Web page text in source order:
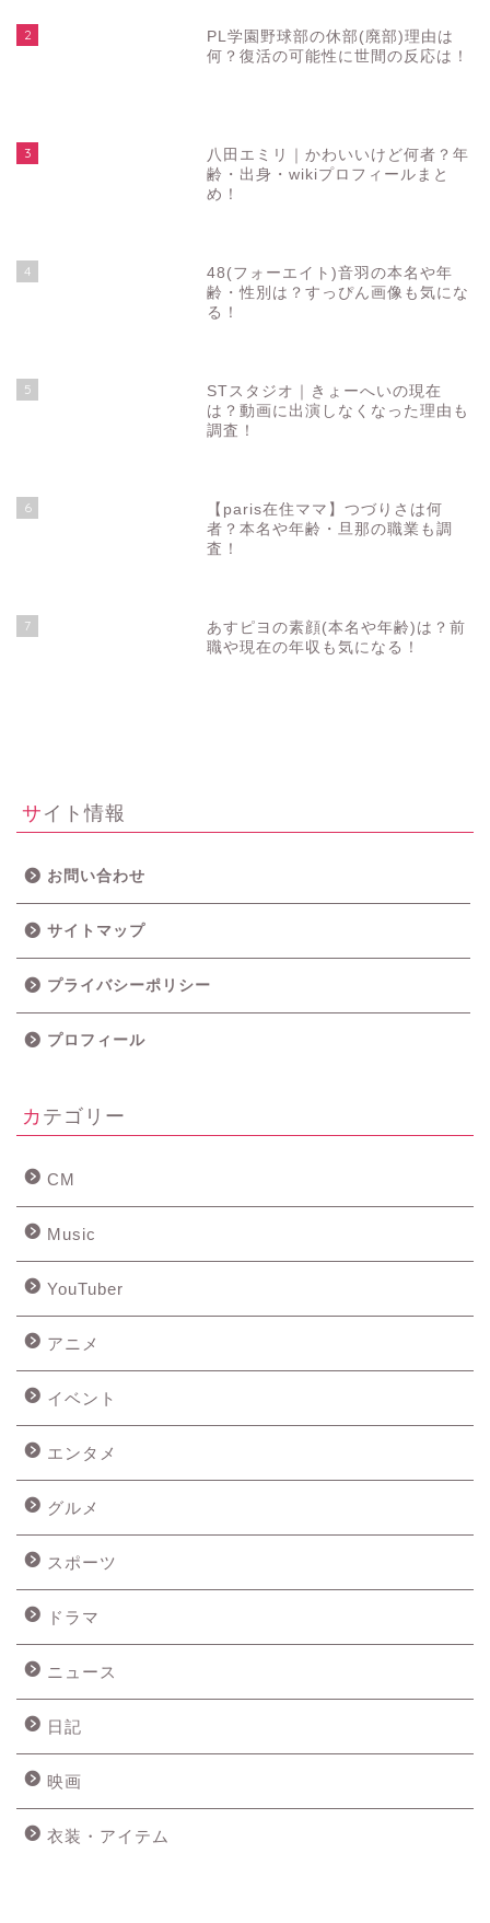
2
PL学園野球部の休部(廃部)理由は
何？復活の可能性に世間の反応は！
3
八田エミリ｜かわいいけど何者？年
齢・出身・wikiプロフィールまと
め！
4
48(フォーエイト)音羽の本名や年
齢・性別は？すっぴん画像も気にな
る！
5
STスタジオ｜きょーへいの現在
は？動画に出演しなくなった理由も
調査！
6
【paris在住ママ】つづりさは何
者？本名や年齢・旦那の職業も調
査！
7
あすピヨの素顔(本名や年齢)は？前
職や現在の年収も気になる！
サイト情報
お問い合わせ
サイトマップ
プライバシーポリシー
プロフィール
カテゴリー
CM
Music
YouTuber
アニメ
イベント
エンタメ
グルメ
スポーツ
ドラマ
ニュース
日記
映画
衣装・アイテム